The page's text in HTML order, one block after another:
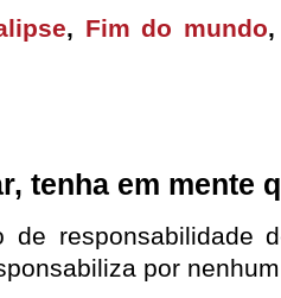
, Fim do mundo
tenha em mente
de responsabilidade
por